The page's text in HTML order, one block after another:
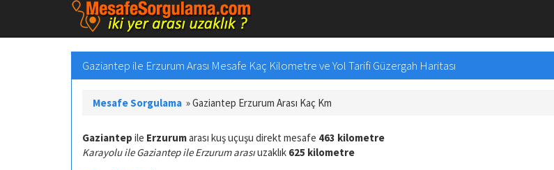
Gaziantep ile Erzurum Arası Mesafe Kaç Kilometre ve Yol Tarifi Güzergah Haritası
Mesafe Sorgulama »Gaziantep Erzurum Arası Kaç Km
Gaziantep ile Erzurumarası kuş uçuşu direkt mesafe 463 kilometre
Karayolu ile Gaziantep ile Erzurum arasıuzaklık 625 kilometre